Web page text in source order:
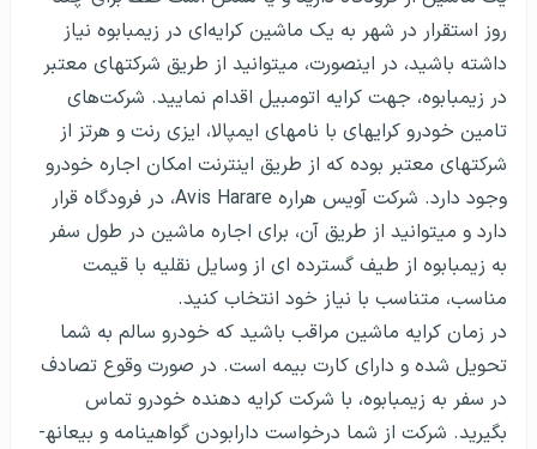
روز استقرار در شهر به یک ماشین کرایه‌ای در زیمبابوه نیاز
داشته باشید، در اینصورت، می­توانید از طریق شرکت­های معتبر
در زیمبابوه، جهت کرایه اتومبیل اقدام نمایید. شرکت‌های
تامین خودرو کرایه­ای با نام­های ایمپالا، ایزی رنت و هرتز از
شرکت­های معتبر بوده که از طریق اینترنت امکان اجاره خودرو
وجود دارد. شرکت آویس هراره Avis Harare، در فرودگاه قرار
دارد و می­توانید از طریق آن، برای اجاره ماشین در طول سفر
به زیمبابوه از طیف گسترده ای از وسایل نقلیه با قیمت
مناسب، متناسب با نیاز خود انتخاب کنید.
در زمان کرایه ماشین مراقب باشید که خودرو سالم به شما
تحویل شده و دارای کارت بیمه است. در صورت وقوع تصادف
در سفر به زیمبابوه، با شرکت کرایه دهنده خودرو تماس
بگیرید. شرکت از شما درخواست دارابودن گواهینامه و بیعانه­